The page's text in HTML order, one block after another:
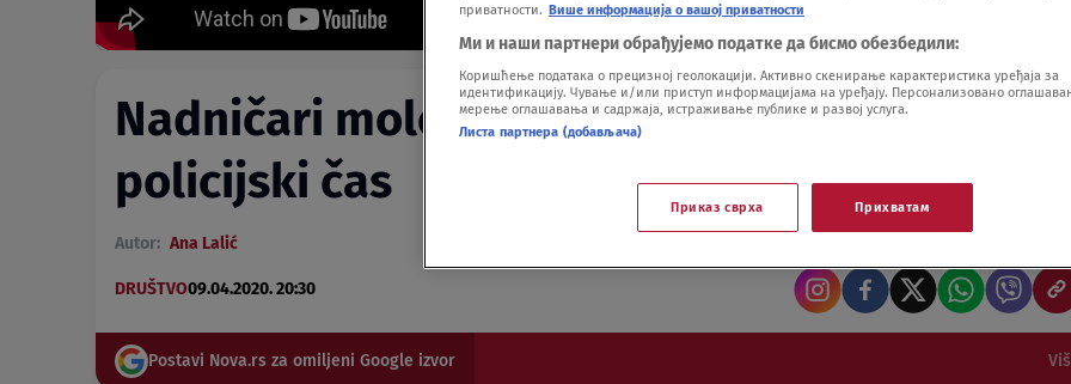
Nadničari mole za posao, paore muči
policijski čas
Autor: Ana Lalić
DRUŠTVO09.04.2020. 20:30
Postavi Nova.rs za omiljeni Google izvor
приватности. Више информација о вашој приватности
Ми и наши партнери обрађујемо податке да бисмо обезбедили:
Коришћење података о прецизној геолокацији. Активно скенирање карактеристика уређаја за
идентификацију. Чување и/или приступ информацијама на уређају. Персонализовано
мерење оглашавања и садржаја, истраживање публике и развој услуга.
Листа партнера (добављача)
Приказ сврха Прихватам